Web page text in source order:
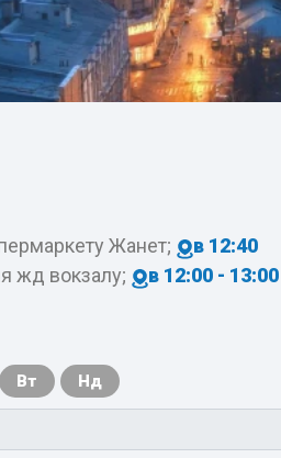
Жанет;
в 12:40
жд вокзалу;
в 12:00 - 13:00
Вт Нд